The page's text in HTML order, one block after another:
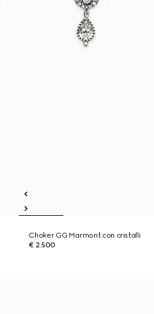
Choker GG Marmont con cristalli
€ 2.500